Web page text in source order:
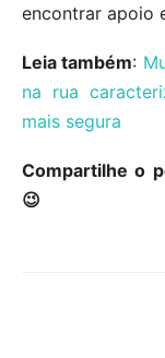
encontrar apoio
Leia também:
na rua
mais segura
Compartilhe o
😉